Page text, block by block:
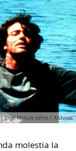
Jorge Matute Johns | Archivos
molestia la